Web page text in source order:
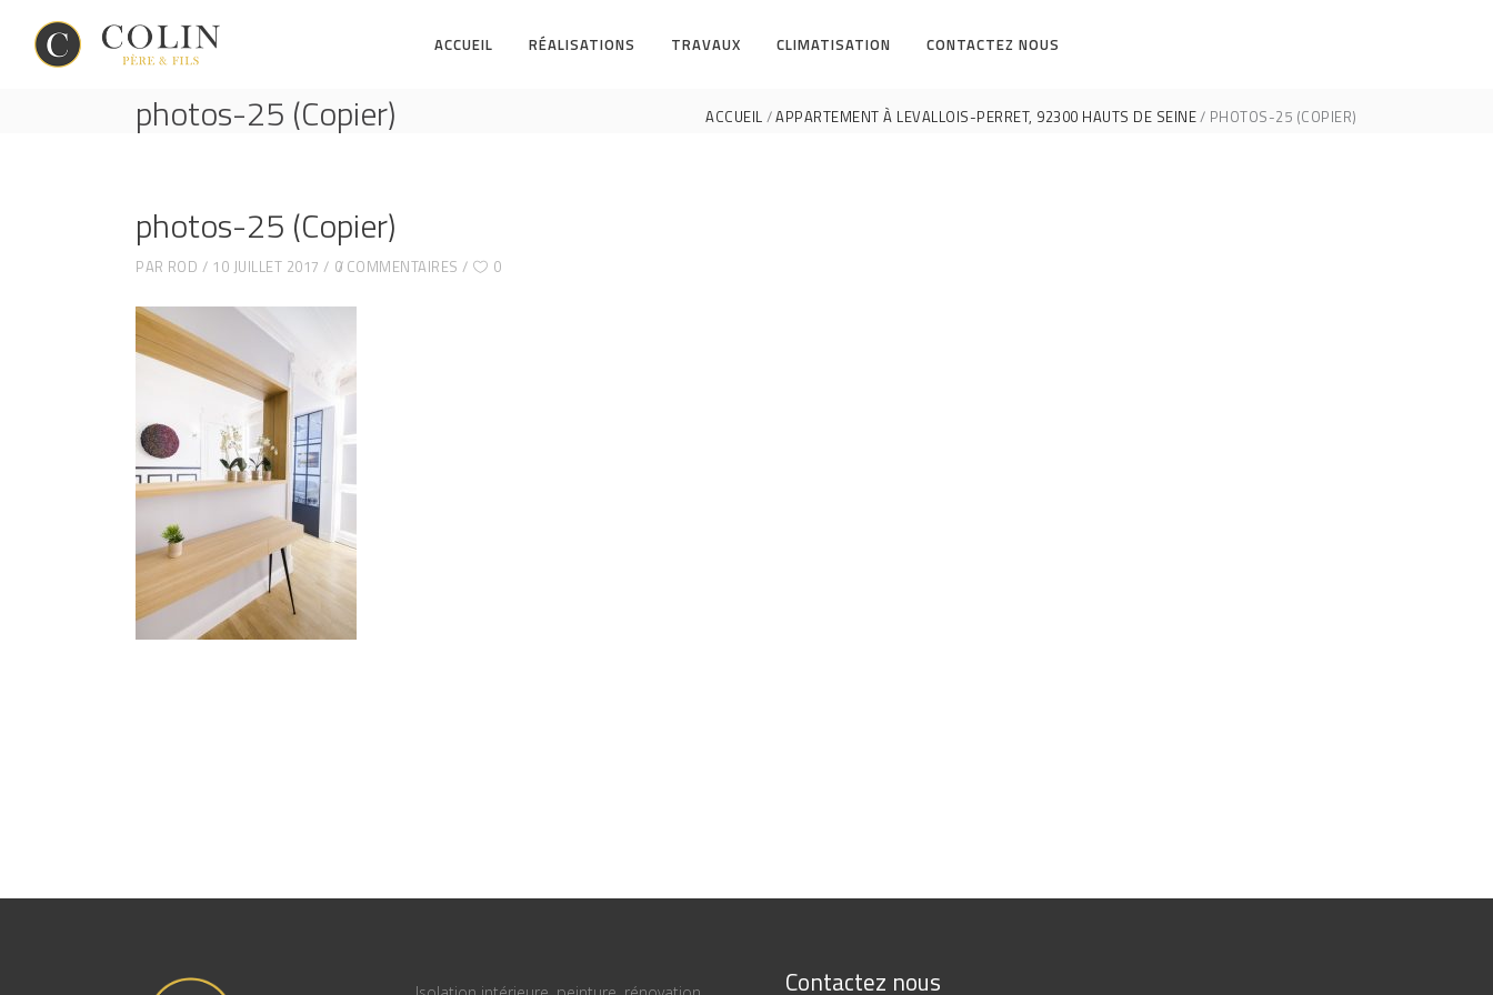
ACCUEIL RÉALISATIONS TRAVAUX CLIMATISATION CONTACTEZ NOUS
photos-25 (Copier) ACCUEIL APPARTEMENT À LEVALLOIS-PERRET, 92300 HAUTS DE SEINE PHOTOS-25 (COPIER)
photos-25 (Copier)
PAR ROD 10 JUILLET 2017 0 COMMENTAIRES 0
Contactez nous